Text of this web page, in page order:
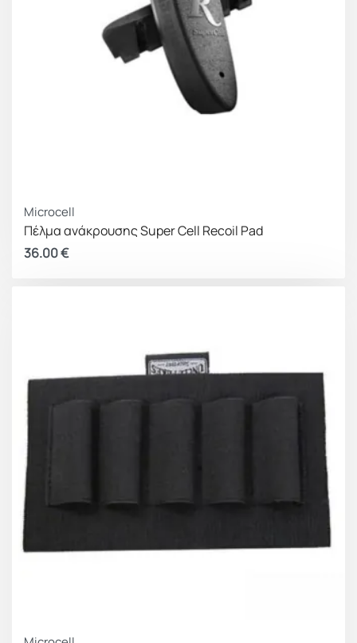
Microcell
Πέλμα ανάκρουσης Super Cell Recoil Pad
36.00€